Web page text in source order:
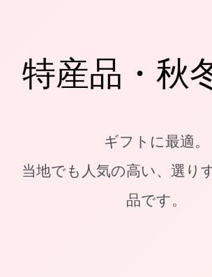
特産品・秋
ギフトに最適。
当地でも人気の高い、選り
品です。